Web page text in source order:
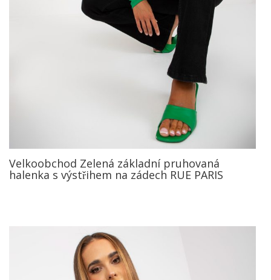
Velkoobchod Zelená základní pruhovaná
halenka s výstřihem na zádech RUE PARIS